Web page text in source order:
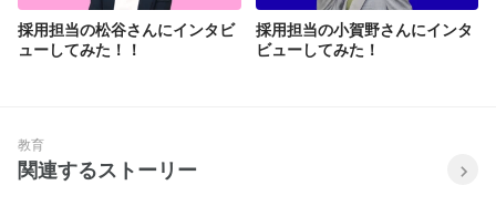
採用担当の松谷さんにインタビ
ューしてみた！！
採用担当の小賀野さんにインタ
ビューしてみた！
教育
関連するストーリー